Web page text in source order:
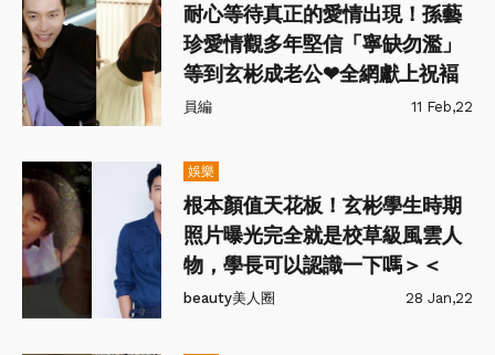
耐心等待真正的愛情出現！孫藝
珍愛情觀多年堅信「寧缺勿濫」
等到玄彬成老公❤全網獻上祝褔
員編 11 Feb,22
娛樂
根本顏值天花板！玄彬學生時期
照片曝光完全就是校草級風雲人
物，學長可以認識一下嗎＞＜
beauty美人圈 28 Jan,22